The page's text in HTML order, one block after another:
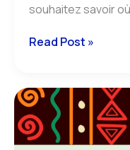
souhaitez savoir où
Read Post »
Canadian
language
benchmark